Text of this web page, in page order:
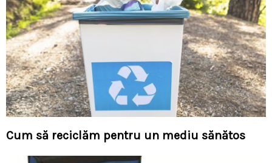
Cum să reciclăm pentru un mediu sănătos